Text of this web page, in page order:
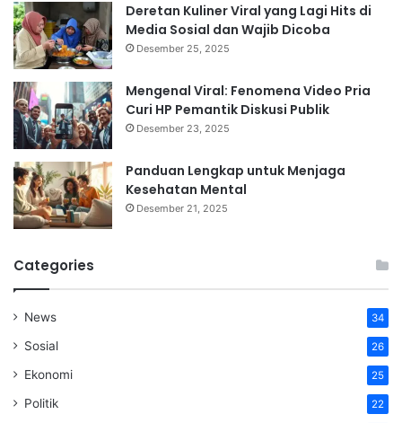
Deretan Kuliner Viral yang Lagi Hits di
Media Sosial dan Wajib Dicoba
Desember 25, 2025
Mengenal Viral: Fenomena Video Pria
Curi HP Pemantik Diskusi Publik
Desember 23, 2025
Panduan Lengkap untuk Menjaga
Kesehatan Mental
Desember 21, 2025
Categories
News 34
Sosial 26
Ekonomi 25
Politik 22